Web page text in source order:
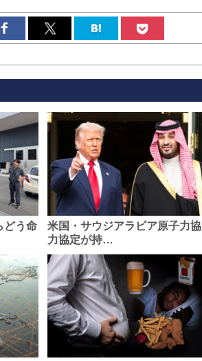
どう命
米国・サウジアラビア原子力協
力協定が持…